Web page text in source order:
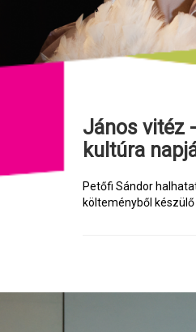
János vitéz - táncszínházi bemutató a magyar
kultúra
Petőfi Sándor
költeményből